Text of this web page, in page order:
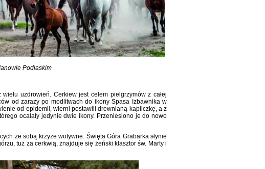
Podlaskim
uzdrowień. Cerkiew jest celem pielgrzymów z całej
od zarazy po modlitwach do ikony Spasa Izbawnika w
od epidemii, wierni postawili drewnianą kapliczkę, a z
ocalały jedynie dwie ikony. Przeniesiono je do nowo
ze sobą krzyże wotywne. Święta Góra Grabarka słynie
tuż za cerkwią, znajduje się żeński klasztor św. Marty i